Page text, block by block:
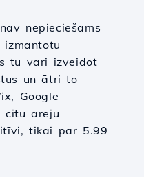
nepieciešams
tu vari izveidot
un ātri to
Google
citu ārēju
tikai par 5.99